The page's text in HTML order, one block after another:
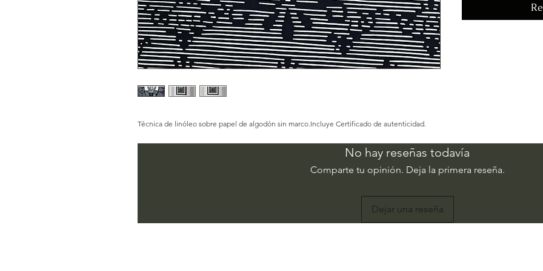
Técnica de linóleo sobre papel de algodón sin marco.Incluye Certificado de autenticidad.
No hay reseñas todavía
Comparte tu opinión. Deja la primera reseña.
Dejar una reseña